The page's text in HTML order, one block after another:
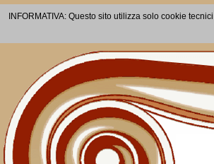
INFORMATIVA: Questo sito utilizza solo cookie